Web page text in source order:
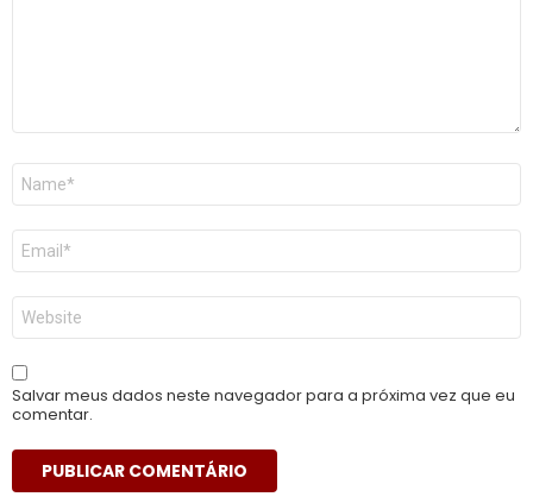
Nome
E-
mail
*
Site
Salvar meus dados neste navegador para a próxima vez que eu
comentar.